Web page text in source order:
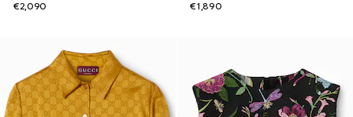
€2,090
€1,890